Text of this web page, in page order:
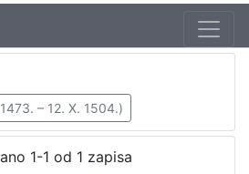
– 12. X. 1504.)
1-1 od 1 zapisa